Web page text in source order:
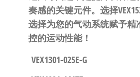
奏感的关键元件。​ 选择
选择为您的气动系统赋予精
控的运动性能！​
VEX1301-025E-G